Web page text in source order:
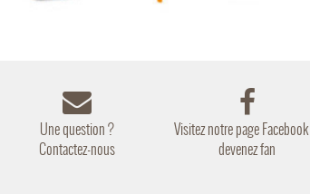
Une question ?
Contactez-nous
Visitez notre page
devenez fan